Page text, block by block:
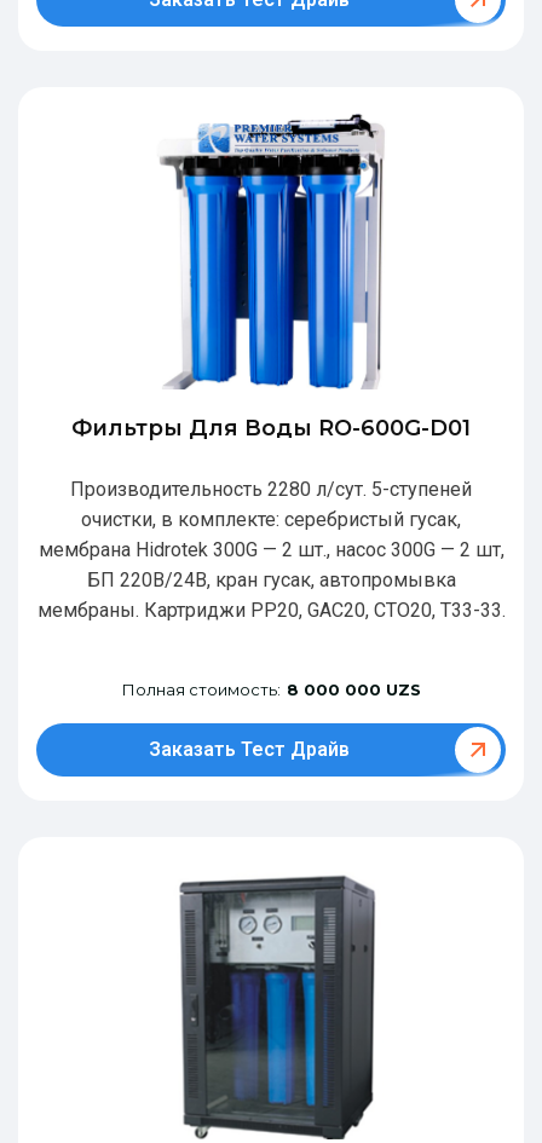
Фильтры Для Воды RO-600G-D01
Производительность 2280 л/сут. 5-ступеней
очистки, в комплекте: серебристый гусак,
мембрана Hidrotek 300G — 2 шт., насос 300G — 2 шт,
БП 220В/24В, кран гусак, автопромывка
мембраны. Картриджи РР20, GAC20, CTO20, T33-33.
Полная стоимость: 8 000 000 UZS
Заказать Тест Драйв